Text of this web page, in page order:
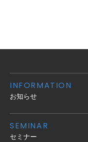
INFORMATION
お知らせ
SEMINAR
セミナー